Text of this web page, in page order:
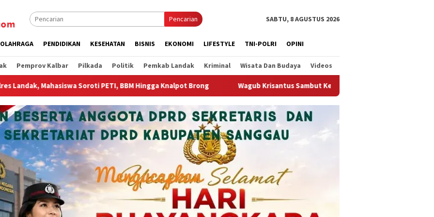
Pencarian SABTU, 8 AGUSTUS 2026
OLAHRAGA PENDIDIKAN KESEHATAN BISNIS EKONOMI LIFESTYLE TNI-POLRI OPINI
Pemprov Kalbar Pilkada Politik Pemkab Landak Kriminal Wisata Dan Budaya Videos
Knalpot Brong Wagub Krisantus Sambut Kembali Berjalannya Ekspor Alumina, Dorong Penguatan Infrastruktur